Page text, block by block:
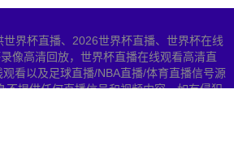
界杯直播、2026世界杯直播、世界杯在线
像高清回放，世界杯直播在线观看高清直
看以及足球直播/NBA直播/体育直播信号源
不提供任何直播信号和视频内容，如有侵犯